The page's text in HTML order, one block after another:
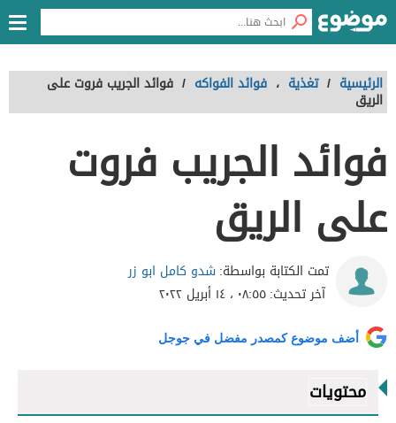
الرئيسية / تغذية ، فوائد الفواكه / فوائد الجريب فروت على
الريق
فوائد الجريب فروت
على الريق
تمت الكتابة بواسطة:شدو كامل ابو زر
آخر تحديث:٠٨:٥٥ ، ١٤ أبريل ٢٠٢٢
أضف موضوع كمصدر مفضل في جوجل
محتويات